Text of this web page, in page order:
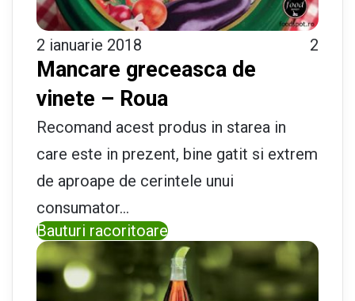
2 ianuarie 2018 2
Mancare greceasca de
vinete – Roua
Recomand acest produs in starea in
care este in prezent, bine gatit si extrem
de aproape de cerintele unui
consumator…
Bauturi racoritoare